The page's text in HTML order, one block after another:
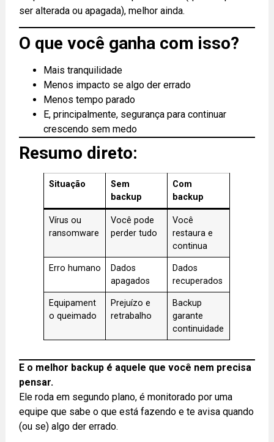
ser alterada ou apagada), melhor ainda.
O que você ganha com isso?
Mais tranquilidade
Menos impacto se algo der errado
Menos tempo parado
E, principalmente, segurança para continuar
crescendo sem medo
Resumo direto:
Situação
Sem
backup
Com
backup
Vírus ou
ransomware
Você pode
perder tudo
Você
restaura e
continua
Erro humano
Dados
apagados
Dados
recuperados
Equipament
o queimado
Prejuízo e
retrabalho
Backup
garante
continuidade
E o melhor backup é aquele que você nem precisa
pensar.
Ele roda em segundo plano, é monitorado por uma
equipe que sabe o que está fazendo e te avisa quando
(ou se) algo der errado.